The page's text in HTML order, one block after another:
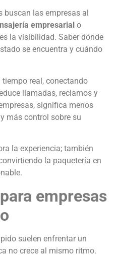
buscan las empresas al
empresarial o
es la visibilidad. Saber dónde
se encuentra y cuándo
real, conectando
llamadas, reclamos y
significa menos
más control sobre su
la experiencia; también
la paquetería en
empresas
suelen enfrentar un
no crece al mismo ritmo.